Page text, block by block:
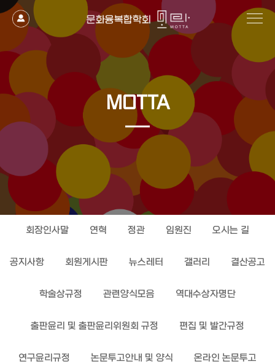
MOTTA
회장인사말 연혁 정관 임원진 오시는 길
공지사항 회원게시판 뉴스레터 갤러리 결산공고
학술상규정 관련양식모음 역대수상자명단
출판윤리 및 출판윤리위원회 규정 편집 및 발간규정
연구윤리규정 논문투고안내 및 양식 온라인 논문투고